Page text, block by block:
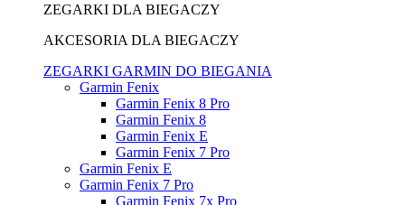
ZEGARKI DLA BIEGACZY
AKCESORIA DLA BIEGACZY
ZEGARKI GARMIN DO BIEGANIA
Garmin Fenix
Garmin Fenix 8 Pro
Garmin Fenix 8
Garmin Fenix E
Garmin Fenix 7 Pro
Garmin Fenix E
Garmin Fenix 7 Pro
Garmin Fenix 7x Pro